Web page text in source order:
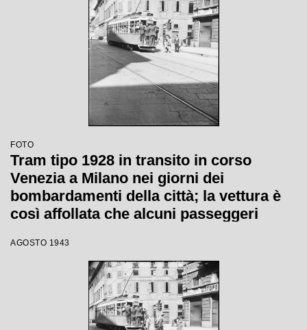
FOTO
Tram tipo 1928 in transito in corso
Venezia a Milano nei giorni dei
bombardamenti della città; la vettura è
così affollata che alcuni passeggeri
(dipinto di bianco per aumentarne la
visibilità durante l'oscuramento). Sulla
destra il negozio di articoli ortopedici
Raineri Beretta, sullo sfondo Palazzo
AGOSTO 1943